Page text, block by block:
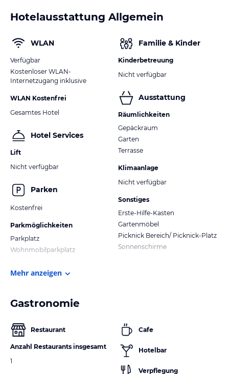
Hotelausstattung Allgemein
WLAN
Verfügbar
Kostenloser WLAN-
Internetzugang inklusive
WLAN Kostenfrei
Gesamtes Hotel
Hotel Services
Lift
Nicht verfügbar
Parken
Kostenfrei
Parkmöglichkeiten
Parkplatz
Wohnmobilparkplatz
Familie & Kinder
Kinderbetreuung
Nicht verfügbar
Ausstattung
Räumlichkeiten
Gepäckraum
Garten
Terrasse
Klimaanlage
Nicht verfügbar
Sonstiges
Erste-Hilfe-Kasten
Gartenmöbel
Picknick Bereich/ Picknick-Platz
Sonnenschirme
Mehr anzeigen
Gastronomie
Restaurant
Anzahl Restaurants insgesamt
1
Cafe
Hotelbar
Verpflegung